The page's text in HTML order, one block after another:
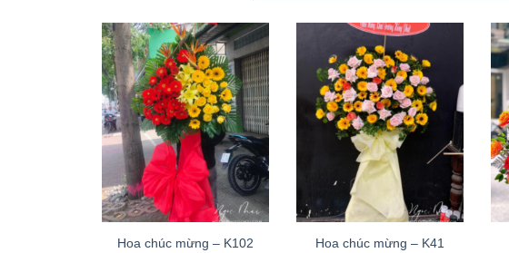
Hoa chúc mừng – K102
Hoa chúc mừng – K41